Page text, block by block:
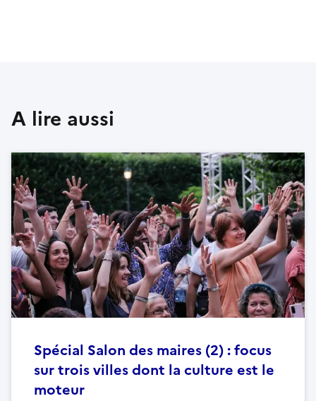
A lire aussi
Spécial Salon des maires (2) : focus
sur trois villes dont la culture est le
moteur